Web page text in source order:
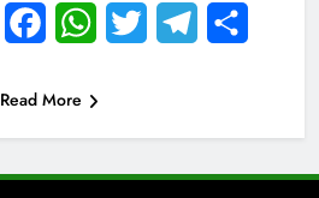
FacebookWhatsApp
Twitter Telegram
Read More